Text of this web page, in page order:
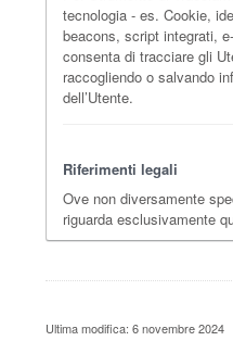
tecnologia - es. Cookie,
beacons, script integrati,
consenta di tracciare gli
raccogliendo o salvando
dell’Utente.
Riferimenti legali
Ove non diversamente
riguarda esclusivamente
Ultima modifica: 6 novembre 2024